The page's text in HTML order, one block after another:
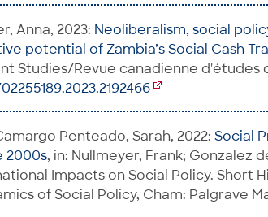
Anna, 2023: Neoliberalism, social
potential of Zambia’s Social Cash
Studies/Revue canadienne
Penteado, Sarah, 2022: Social
2000s, in: Nullmeyer, Frank; Gonzalez
Impacts on Social Policy. Short
of Social Policy, Cham: Palgrave